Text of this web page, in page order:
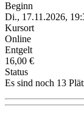
Beginn
Di., 17.11.2026,
Kursort
Online
Entgelt
16,00 €
Status
Es sind noch 13